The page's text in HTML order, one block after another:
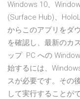
Windows 10、
(Surface Hub)、
からこのアプリをダ
を確認し、最新のカ
ップ PC への
始するには、
スが必要です。その
して実行することが